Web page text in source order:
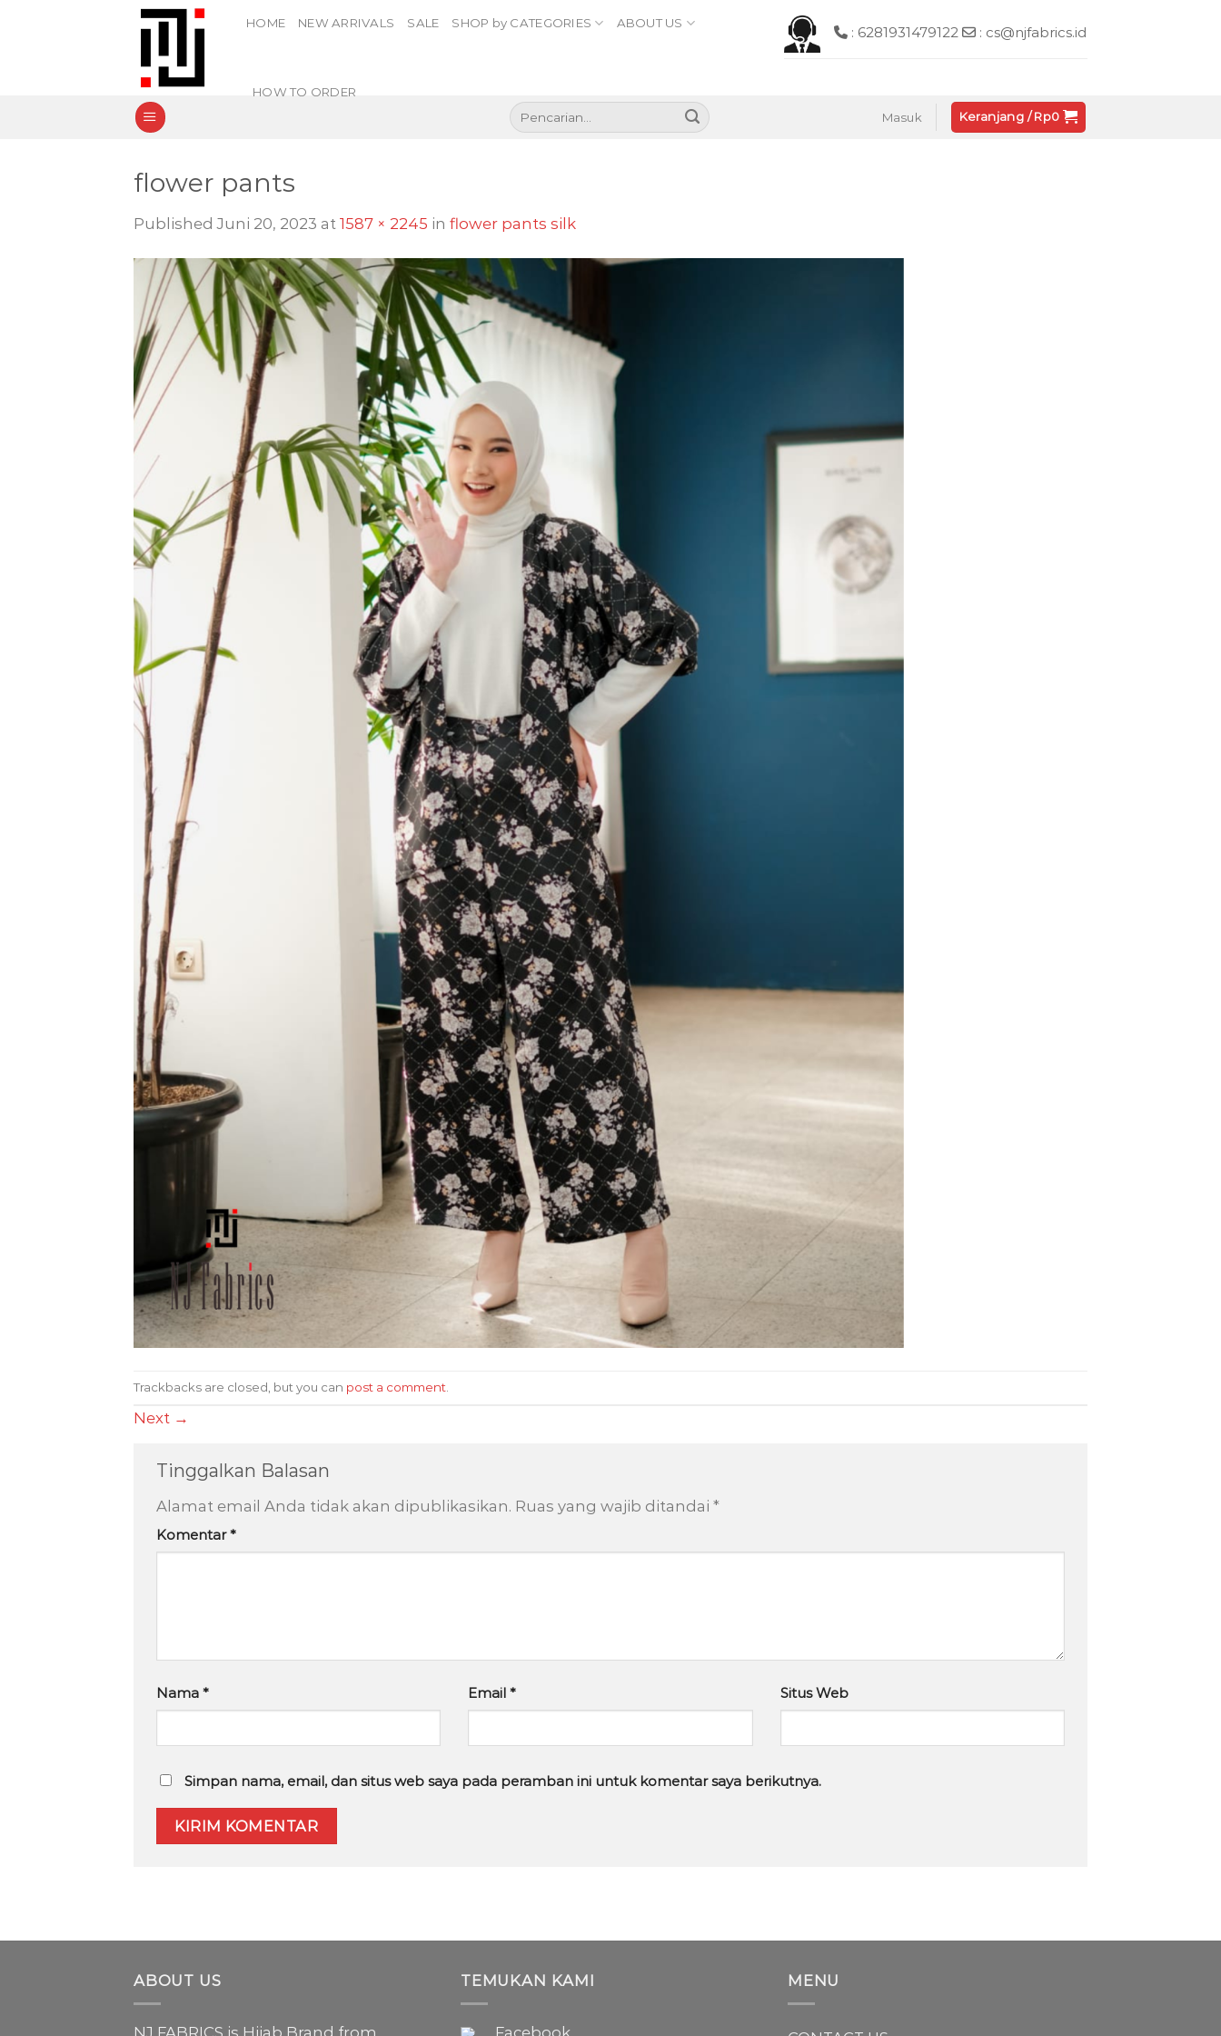
HOME NEW ARRIVALS SALE SHOP by CATEGORIES ABOUT US
HOW TO ORDER
: 6281931479122 : cs@njfabrics.id
Pencarian
untuk:
Masuk Keranjang /Rp0
flower pants
PublishedJuni 20, 2023 at 1587 × 2245 in flower pants silk
Trackbacks are closed, but you can post a comment
Next →
Tinggalkan Balasan
Alamat email Anda tidak akan dipublikasikan. Ruas yang wajib ditandai *
Komentar*
Nama * Email* Situs Web
Simpan nama, email, dan situs web saya pada peramban ini untuk komentar saya berikutnya.
ABOUT US
NJ FABRICS is Hijab Brand from
TEMUKAN KAMI
Facebook
MENU